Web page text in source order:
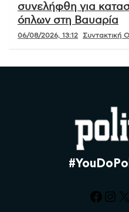
συνελήφθη για
όπλων στη Βαυαρία
06/08/2026, 13:12 Συντακτική
X